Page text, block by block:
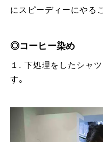
にスピーディーにやる
◎コーヒー染め
１. 下処理をしたシャ
す。